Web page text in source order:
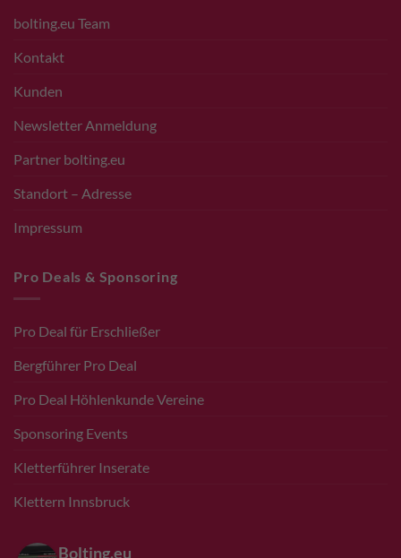
bolting.eu Team
Kontakt
Kunden
Newsletter Anmeldung
Partner bolting.eu
Standort – Adresse
Impressum
Pro Deals & Sponsoring
Pro Deal für Erschließer
Bergführer Pro Deal
Pro Deal Höhlenkunde Vereine
Sponsoring Events
Kletterführer Inserate
Klettern Innsbruck
Bolting.eu